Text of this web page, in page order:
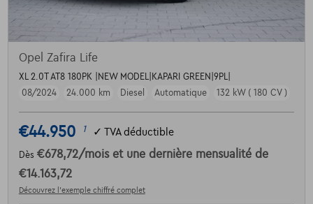
Opel Zafira Life
XL 2.0T AT8 180PK |NEW MODEL|KAPARI GREEN|9PL|
08/2024
24.000 km Diesel Automatique 132 kW ( 180 CV )
€44.950 1 ✓ TVA déductible
Dès €678,72/mois et une dernière mensualité de
€14.163,72
Découvrez l’exemple chiffré complet